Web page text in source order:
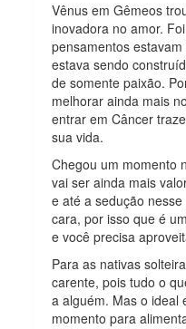
Vênus em Gêmeos
inovadora no amor.
pensamentos
estava sendo
de somente paixão.
melhorar ainda mais
entrar em Câncer
sua vida.
Chegou um momento
vai ser ainda mais
e até a sedução
cara, por isso que é
e você precisa
Para as nativas
carente, pois tudo o
a alguém. Mas o ideal
momento para